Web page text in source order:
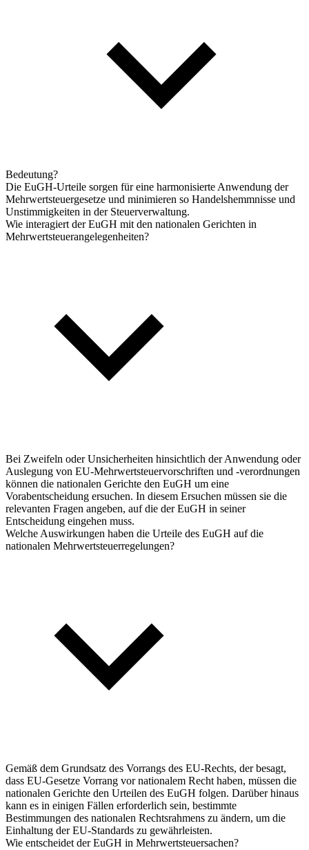
Bedeutung?
Die EuGH-Urteile sorgen für eine harmonisierte Anwendung der
Mehrwertsteuergesetze und minimieren so Handelshemmnisse und
Unstimmigkeiten in der Steuerverwaltung.
Wie interagiert der EuGH mit den nationalen Gerichten in
Mehrwertsteuerangelegenheiten?
Bei Zweifeln oder Unsicherheiten hinsichtlich der Anwendung oder
Auslegung von EU-Mehrwertsteuervorschriften und -verordnungen
können die nationalen Gerichte den EuGH um eine
Vorabentscheidung ersuchen. In diesem Ersuchen müssen sie die
relevanten Fragen angeben, auf die der EuGH in seiner
Entscheidung eingehen muss.
Welche Auswirkungen haben die Urteile des EuGH auf die
nationalen Mehrwertsteuerregelungen?
Gemäß dem Grundsatz des Vorrangs des EU-Rechts, der besagt,
dass EU-Gesetze Vorrang vor nationalem Recht haben, müssen die
nationalen Gerichte den Urteilen des EuGH folgen. Darüber hinaus
kann es in einigen Fällen erforderlich sein, bestimmte
Bestimmungen des nationalen Rechtsrahmens zu ändern, um die
Einhaltung der EU-Standards zu gewährleisten.
Wie entscheidet der EuGH in Mehrwertsteuersachen?